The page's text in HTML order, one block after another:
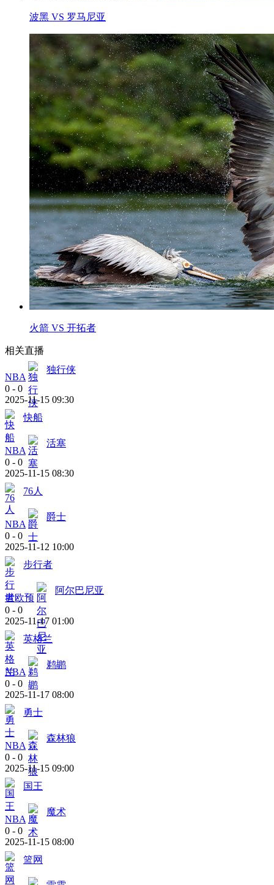
波黑 VS 罗马尼亚
火箭 VS 开拓者
相关直播
NBA
独行侠
0 - 0
2025-11-15 09:30
快船
NBA
活塞
0 - 0
2025-11-15 08:30
76人
NBA
爵士
0 - 0
2025-11-12 10:00
步行者
世欧预
阿尔巴尼亚
0 - 0
2025-11-17 01:00
英格兰
NBA
鹈鹕
0 - 0
2025-11-17 08:00
勇士
NBA
森林狼
0 - 0
2025-11-15 09:00
国王
NBA
魔术
0 - 0
2025-11-15 08:00
篮网